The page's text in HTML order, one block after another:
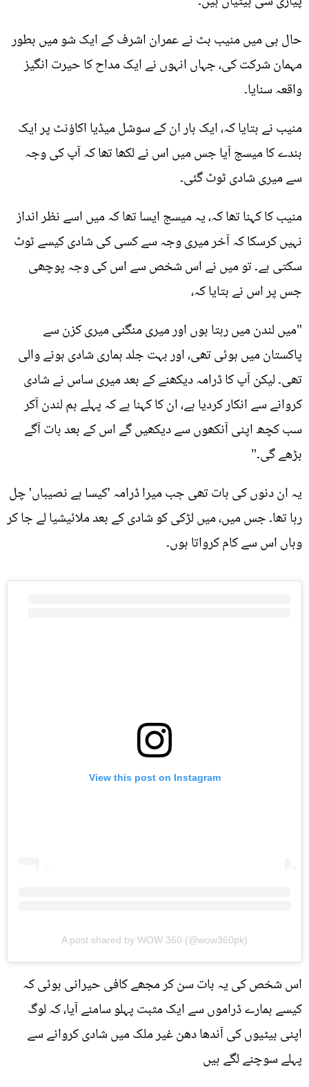
حال ہی میں منیب بٹ نے عمران اشرف کے ایک شو میں بطور
مہمان شرکت کی، جہاں انہوں نے ایک مداح کا حیرت انگیز
واقعہ سنایا۔
منیب نے بتایا کہ، ایک بار ان کے سوشل میڈیا اکاؤنٹ پر ایک
بندے کا میسج آیا جس میں اس نے لکھا تھا کہ آپ کی وجہ
سے میری شادی ٹوٹ گئی۔
منیب کا کہنا تھا کہ، یہ میسج ایسا تھا کہ میں اسے نظر انداز
نہیں کرسکا کہ آخر میری وجہ سے کسی کی شادی کیسے ٹوٹ
سکتی ہے۔ تو میں نے اس شخص سے اس کی وجہ پوچھی
جس پر اس نے بتایا کہ،
"میں لندن میں رہتا ہوں اور میری منگنی میری کزن سے
پاکستان میں ہوئی تھی، اور بہت جلد ہماری شادی ہونے والی
تھی۔ لیکن آپ کا ڈرامہ دیکھنے کے بعد میری ساس نے شادی
کروانے سے انکار کردیا ہے، ان کا کہنا ہے کہ پہلے ہم لندن آکر
سب کچھ اپنی آنکھوں سے دیکھیں گے اس کے بعد بات آگے
بڑھے گی۔"
یہ ان دنوں کی بات تھی جب میرا ڈرامہ 'کیسا ہے نصیباں' چل
رہا تھا۔ جس میں، میں لڑکی کو شادی کے بعد ملائیشیا لے جا کر
وہاں اس سے کام کرواتا ہوں۔
View this post on Instagram
A post shared by WOW 360 (@wow360pk)
اس شخص کی یہ بات سن کر مجھے کافی حیرانی ہوئی کہ
کیسے ہمارے ڈراموں سے ایک مثبت پہلو سامنے آیا، کہ لوگ
اپنی بیٹیوں کی آندھا دھن غیر ملک میں شادی کروانے سے
پہلے سوچنے لگے ہیں